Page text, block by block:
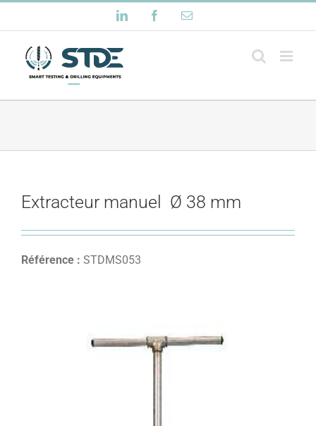
au
contenu
LinkedIn FacebookEmail
Extracteur manuel Ø 38 mm
Référence : STDMS053